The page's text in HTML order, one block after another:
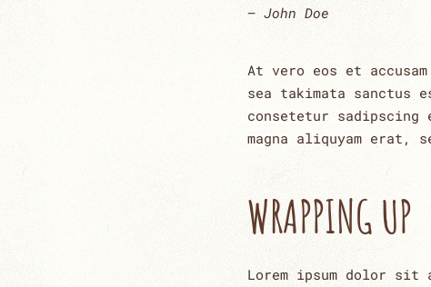
John Doe
At vero eos et
sea takimata sanctus
consetetur
magna aliquyam erat,
WRAPPING UP
Lorem ipsum dolor sit